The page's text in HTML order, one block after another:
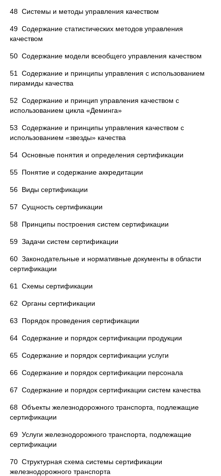
48 Системы и методы управления качеством
49 Содержание статистических методов управления
качеством
50 Содержание модели всеобщего управления качеством
51 Содержание и принципы управления с использованием
пирамиды качества
52 Содержание и принцип управления качеством с
использованием цикла «Деминга»
53 Содержание и принципы управления качеством с
использованием «звезды» качества
54 Основные понятия и определения сертификации
55 Понятие и содержание аккредитации
56 Виды сертификации
57 Сущность сертификации
58 Принципы построения систем сертификации
59 Задачи систем сертификации
60 Законодательные и нормативные документы в области
сертификации
61 Схемы сертификации
62 Органы сертификации
63 Порядок проведения сертификации
64 Содержание и порядок сертификации продукции
65 Содержание и порядок сертификации услуги
66 Содержание и порядок сертификации персонала
67 Содержание и порядок сертификации систем качества
68 Объекты железнодорожного транспорта, подлежащие
сертификации
69 Услуги железнодорожного транспорта, подлежащие
сертификации
70 Структурная схема системы сертификации
железнодорожного транспорта